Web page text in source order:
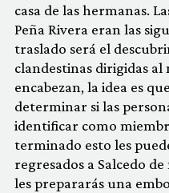
casa de las hermanas.
Peña Rivera eran las
traslado será el
clandestinas dirigidas
encabezan, la idea es
determinar si las
identificar como
terminado esto les
regresados a Salcedo
les prepararás una